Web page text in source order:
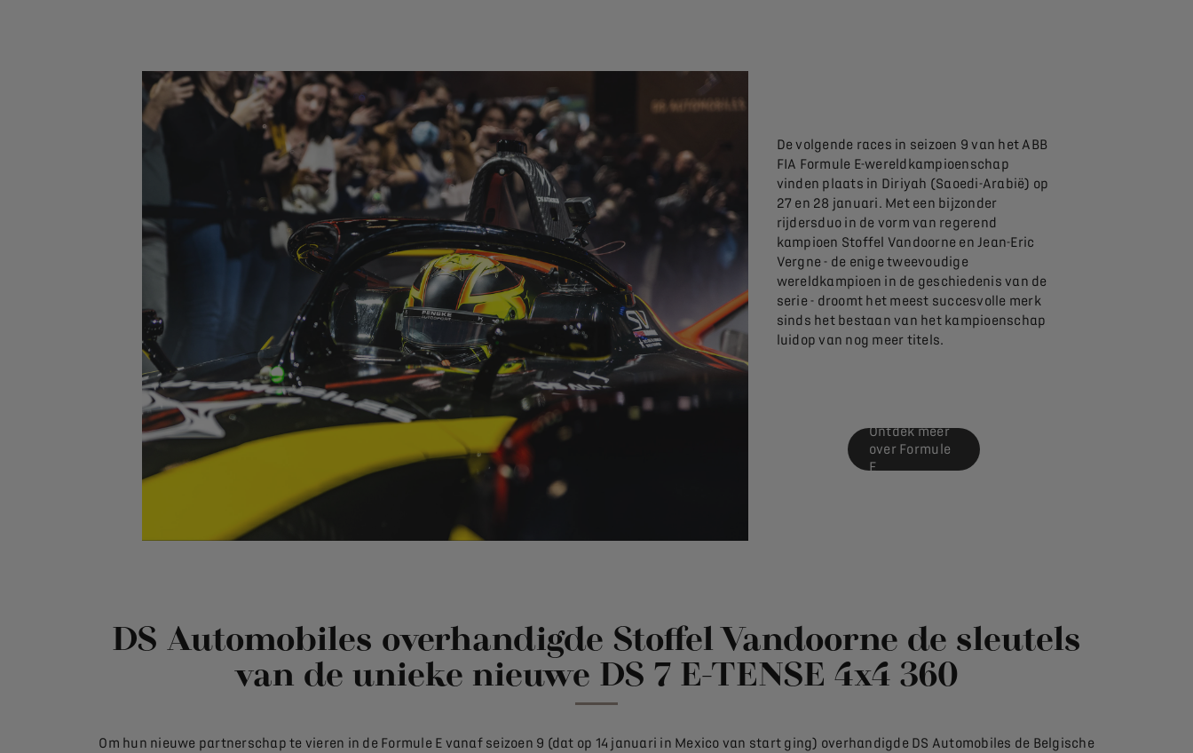
De volgende races in seizoen 9 van het ABB
FIA Formule E-wereldkampioenschap
vinden plaats in Diriyah (Saoedi-Arabië) op
27 en 28 januari. Met een bijzonder
rijdersduo in de vorm van regerend
kampioen Stoffel Vandoorne en Jean-Eric
Vergne - de enige tweevoudige
wereldkampioen in de geschiedenis van de
serie - droomt het meest succesvolle merk
sinds het bestaan van het kampioenschap
luidop van nog meer titels.
Ontdek meer
over Formule
E
DS Automobiles overhandigde Stoffel Vandoorne de sleutels
van de unieke nieuwe DS 7 E-TENSE 4x4 360
Om hun nieuwe partnerschap te vieren in de Formule E vanaf seizoen 9 (dat op 14 januari in Mexico van start ging) overhandigde DS Automobiles de Belgische